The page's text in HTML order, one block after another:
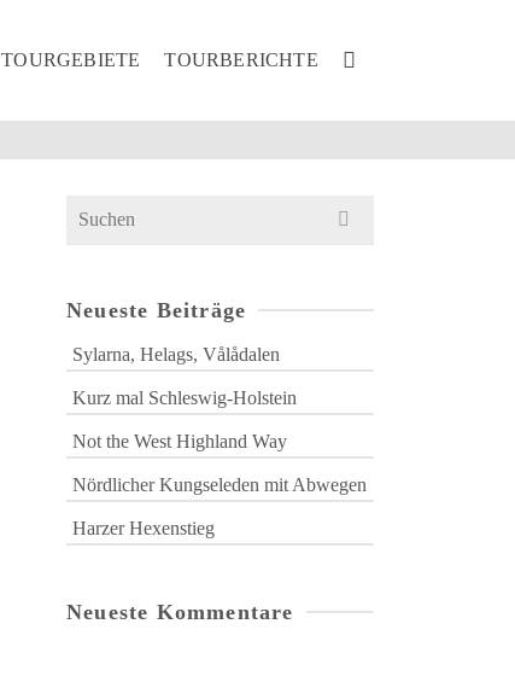
TOURGEBIETE TOURBERICHTE
Search
Neueste Beiträge
Sylarna, Helags, Vålådalen
Kurz mal Schleswig-Holstein
Not the West Highland Way
Nördlicher Kungseleden mit Abwegen
Harzer Hexenstieg
Neueste Kommentare